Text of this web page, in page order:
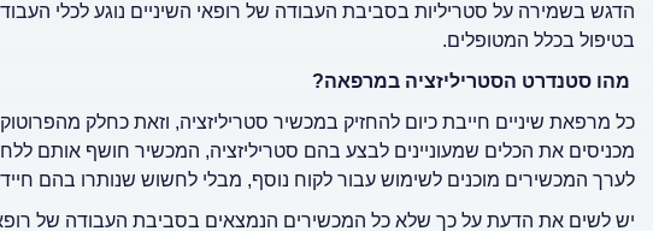
הדגש בשמירה על סטריליות בסביבת העבודה של רופאי השיניים נוגע לכלי
בטיפול בכלל המטופלים.
מהו סטנדרט הסטריליזציה במרפאה?
כל מרפאת שיניים חייבת כיום להחזיק במכשיר סטריליזציה, וזאת כחלק
לערך המכשירים מוכנים לשימוש עבור לקוח נוסף, מבלי לחשוש שנותרו בהם
יש לשים את הדעת על כך שלא כל המכשירים הנמצאים בסביבת העבודה של רופא